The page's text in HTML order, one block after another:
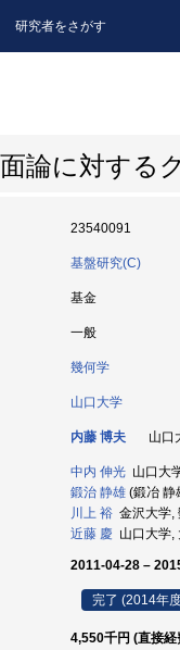
研究者をさがす
論に対する
23540091
基盤研究(C)
基金
一般
幾何学
山口大学
内藤 博夫 山口
中内 伸光 山口大
鍛治 静雄 (鍛冶 静
川上 裕 金沢大学,
近藤 慶 山口大学,
2011-04-28 –
完了 (2014年
4,550千円 (直接